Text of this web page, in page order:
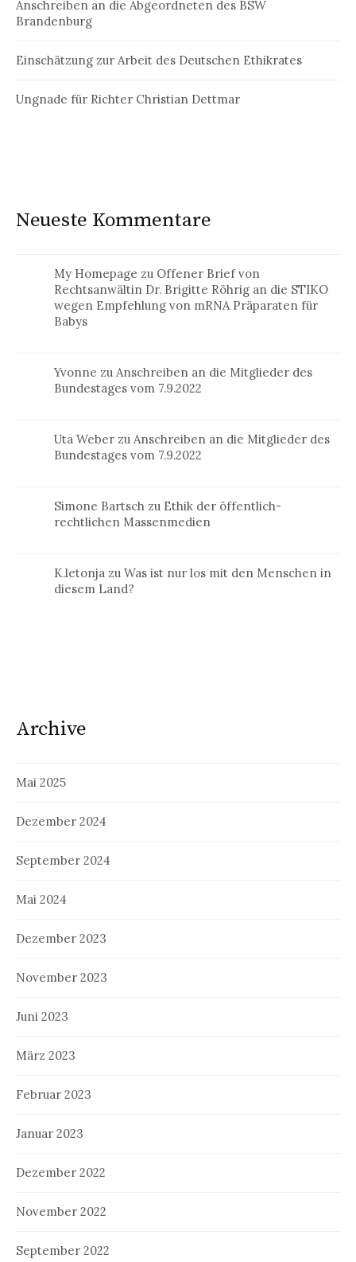
Anschreiben an die Abgeordneten des BSW
Brandenburg
Einschätzung zur Arbeit des Deutschen Ethikrates
Ungnade für Richter Christian Dettmar
Neueste Kommentare
My Homepage zu Offener Brief von
Rechtsanwältin Dr. Brigitte Röhrig an die STIKO
wegen Empfehlung von mRNA Präparaten für
Babys
Yvonne zuAnschreiben an die Mitglieder des
Bundestages vom 7.9.2022
Uta Weber zuAnschreiben an die Mitglieder des
Bundestages vom 7.9.2022
Simone Bartsch zu Ethik der öffentlich-
rechtlichen Massenmedien
K.letonja zuWas ist nur los mit den Menschen in
diesem Land?
Archive
Mai 2025
Dezember 2024
September 2024
Mai 2024
Dezember 2023
November 2023
Juni 2023
März 2023
Februar 2023
Januar 2023
Dezember 2022
November 2022
September 2022